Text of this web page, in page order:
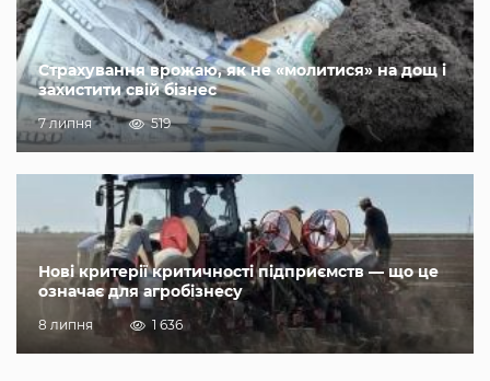
Страхування врожаю, як не «молитися» на дощ і
захистити свій бізнес
7 липня 519
Нові критерії критичності підприємств — що це
означає для агробізнесу
8 липня 1 636